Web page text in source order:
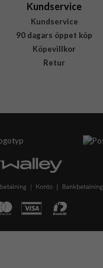
Kundservice
Kundservice
90 dagars öppet köp
Köpevillkor
Retur